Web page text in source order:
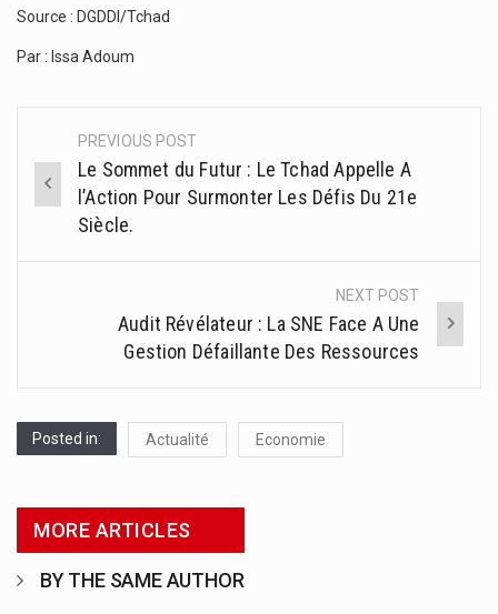
Source : DGDDI/Tchad
Par : Issa Adoum
Post
navigation
PREVIOUS POST
Le Sommet du Futur : Le Tchad Appelle A
l’Action Pour Surmonter Les Défis Du 21e
Siècle.
NEXT POST
Audit Révélateur : La SNE Face A Une
Gestion Défaillante Des Ressources
Posted in: Actualité Economie
MORE ARTICLES
BY THE SAME AUTHOR